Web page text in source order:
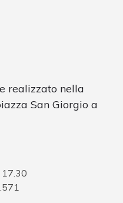
realizzato nella
San Giorgio a
17.30